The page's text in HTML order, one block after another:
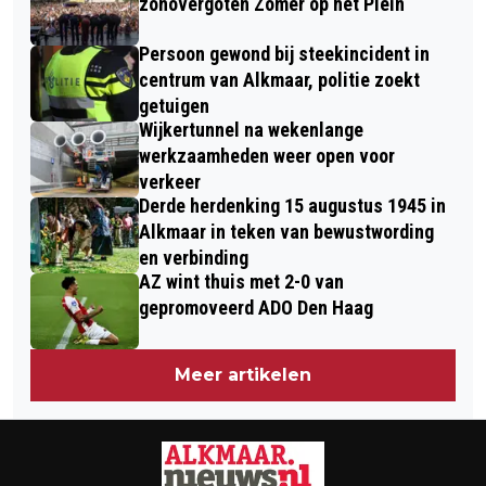
ISRAËL MEEDOET
Persoon gewond bij steekincident in
centrum van Alkmaar, politie zoekt
getuigen
Wijkertunnel na wekenlange
werkzaamheden weer open voor
verkeer
Derde herdenking 15 augustus 1945 in
Alkmaar in teken van bewustwording
en verbinding
AZ wint thuis met 2-0 van
gepromoveerd ADO Den Haag
Meer artikelen